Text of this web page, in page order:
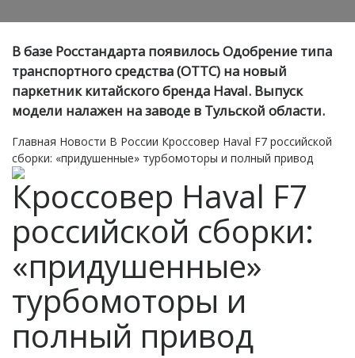
В базе Росстандарта появилось Одобрение типа
транспортного средства (ОТТС) на новый
паркетник китайского бренда Haval. Выпуск
модели налажен на заводе в Тульской области.
Главная Новости В России Кроссовер Haval F7 российской
сборки: «придушенные» турбомоторы и полный привод
Кроссовер Haval F7
российской сборки:
«придушенные»
турбомоторы и
полный привод